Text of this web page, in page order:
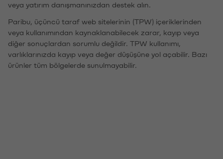
veya yatırım danışmanınızdan destek alın.
Paribu, üçüncü taraf web sitelerinin (TPW) içeriklerinden
veya kullanımından kaynaklanabilecek zarar, kayıp veya
diğer sonuçlardan sorumlu değildir. TPW kullanımı,
varlıklarınızda kayıp veya değer düşüşüne yol açabilir. Bazı
ürünler tüm bölgelerde sunulmayabilir.